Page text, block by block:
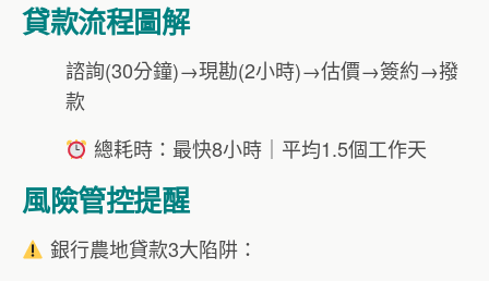
貸款流程圖解
諮詢(30分鐘)→現勘(2小時)→估價→簽約→撥
款
總耗時：最快8小時｜平均1.5個工作天
風險管控提醒
銀行農地貸款3大陷阱：